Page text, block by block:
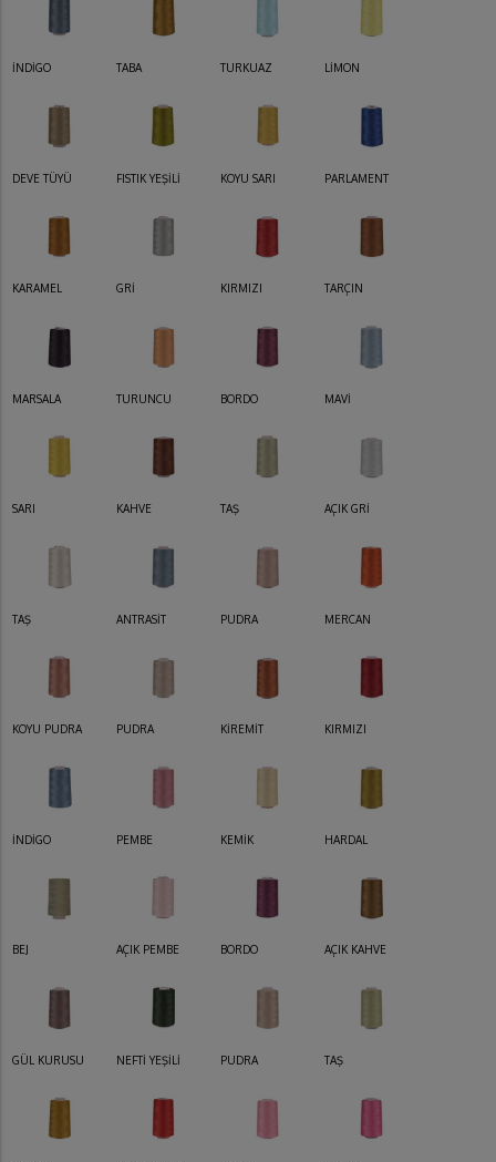
İNDİGO TABA TURKUAZ LİMON
DEVE TÜYÜ FISTIK YEŞİLİ KOYU SARI PARLAMENT
KARAMEL GRİ KIRMIZI TARÇIN
MARSALA TURUNCU BORDO MAVİ
SARI KAHVE TAŞ AÇIK GRİ
TAŞ ANTRASİT PUDRA MERCAN
KOYU PUDRA PUDRA KİREMİT KIRMIZI
İNDİGO PEMBE KEMİK HARDAL
BEJ AÇIK PEMBE BORDO AÇIK KAHVE
GÜL KURUSU NEFTİ YEŞİLİ PUDRA TAŞ